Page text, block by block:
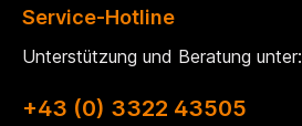
Service-Hotline
Unterstützung und Beratung unter:
+43 (0) 3322 43505